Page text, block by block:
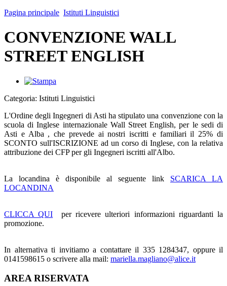
Pagina principale Istituti Linguistici
CONVENZIONE WALL
STREET ENGLISH
Categoria: Istituti Linguistici
L'Ordine degli Ingegneri di Asti ha stipulato una convenzione con la
scuola di Inglese internazionale Wall Street English, per le sedi di
Asti e Alba , che prevede ai nostri iscritti e familiari il 25% di
SCONTO sull'ISCRIZIONE ad un corso di Inglese, con la relativa
attribuzione dei CFP per gli Ingegneri iscritti all'Albo.
La locandina è disponibile al seguente link SCARICA LA
LOCANDINA
CLICCA QUI per ricevere ulteriori informazioni riguardanti la
promozione.
In alternativa ti invitiamo a contattare il 335 1284347, oppure il
0141598615 o scrivere alla mail: mariella.magliano@alice.it
AREA RISERVATA